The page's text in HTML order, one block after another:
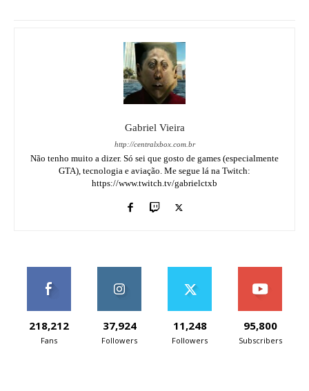
Gabriel Vieira
http://centralxbox.com.br
Não tenho muito a dizer. Só sei que gosto de games (especialmente
GTA), tecnologia e aviação. Me segue lá na Twitch:
https://www.twitch.tv/gabrielctxb
218,212
Fans
37,924
Followers
11,248
Followers
95,800
Subscribers